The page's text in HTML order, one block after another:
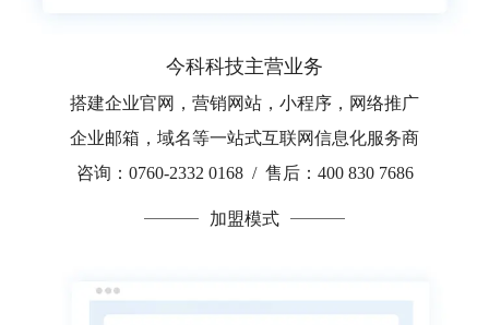
今科科技主营业务
搭建企业官网，营销网站，小程序，网络推广
企业邮箱，域名等一站式互联网信息化服务商
咨询：0760-2332 0168 / 售后：400 830 7686
加盟模式